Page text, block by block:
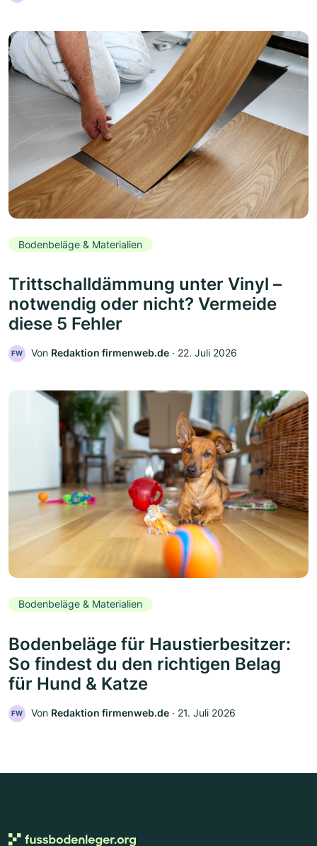
Bodenbeläge & Materialien
Trittschalldämmung unter Vinyl –
notwendig oder nicht? Vermeide
diese 5 Fehler
FW Von Redaktion firmenweb.de ‧ 22. Juli 2026
Bodenbeläge & Materialien
Bodenbeläge für Haustierbesitzer:
So findest du den richtigen Belag
für Hund & Katze
FW Von Redaktion firmenweb.de ‧ 21. Juli 2026